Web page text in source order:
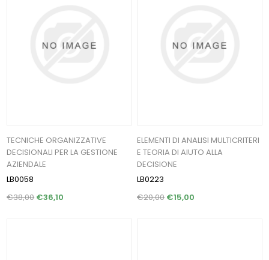
TECNICHE ORGANIZZATIVE
DECISIONALI PER LA GESTIONE
AZIENDALE
LB0058
€38,00 €36,10
ELEMENTI DI ANALISI MULTICRITERI
E TEORIA DI AIUTO ALLA
DECISIONE
LB0223
€20,00€15,00